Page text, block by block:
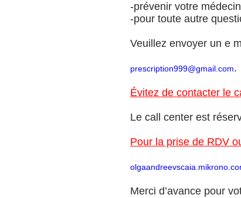
-prévenir votre
-pour toute autre
Veuillez envoyer un e
prescription999@gmail.com.
Évitez de contacter le
Le call center est
Pour la prise de RDV
Merci d’avance pour
PAS ENCORE ENREGISTRÉ?